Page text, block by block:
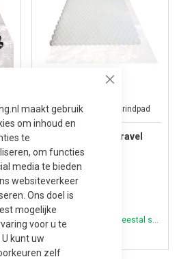
maakt gebruik
om inhoud en
te
om functies
media te bieden
websiteverkeer
Ons doel is
mogelijke
voor u te
kunt uw
zelf
Stabiliteit voor elk grindoppervlak
1-10 werkdagen (meestal sneller)
Strak en spoorvrij grindpad
Grindplaat Trudigravel
120x80x3 (wit)
Prijs per stuk
14,95
1-10 werkdagen (meestal sneller)